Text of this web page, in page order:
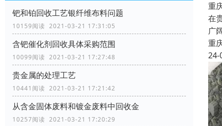
钯和铂回收工艺银纤维布料问题
10159阅读 2021-03-21 17:31:05
含钯催化剂回收具体采购范围
10099阅读 2021-03-21 17:27:48
贵金属的处理工艺
10441阅读 2021-03-21 17:21:42
从含金固体废料和镀金废料中回收金
10257阅读 2021-03-21 17:20:29
重
在
广
重
24-